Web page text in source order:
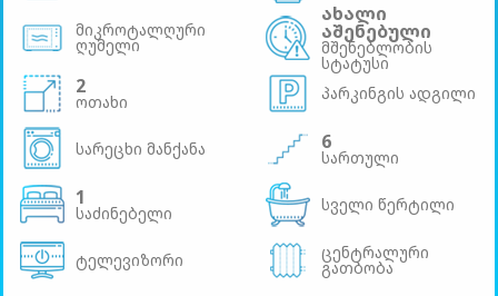
მიკროტალღური
ღუმელი
ახალი
აშენებული
მშენებლობის
სტატუსი
2
ოთახი პარკინგის ადგილი
სარეცხი მანქანა 6
სართული
1
საძინებელი სველი წერტილი
ტელევიზორი ცენტრალური
გათბობა